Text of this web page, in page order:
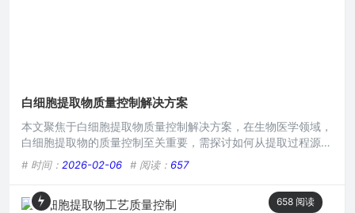
白细胞提取物质量控制解决方案
本文聚焦于白细胞提取物质量控制解决方案，在生物医学领域，
白细胞提取物的质量控制至关重要，需探讨如何从提取过程源头
把控，确保提取物成分纯净、活性稳定，涵盖原料选取、提取工
艺优化、检测标准制定等方面，以保障白细胞提取物在医疗研
究、治疗等应用中的有效性与安全性，满足不同应用场景对其质
量的严格要求。本文目录导读： 样本采集阶段的质量把控样本
# 时间： 2026-02-06 # 阅读： 657
658 阅读